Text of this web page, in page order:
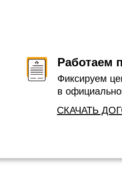
Фиксируем
в
Работаем
СКАЧАТЬ